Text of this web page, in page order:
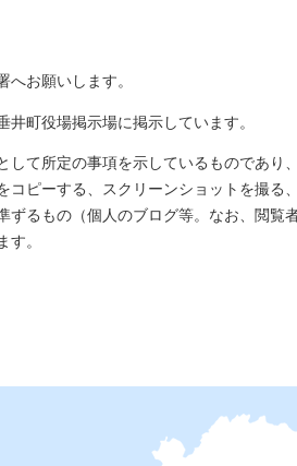
へお願いします。
町役場掲示場に掲示しています。
して所定の事項を示しているものであり
ピーする、スクリーンショットを撮る
ずるもの（個人のブログ等。なお、閲覧
す。